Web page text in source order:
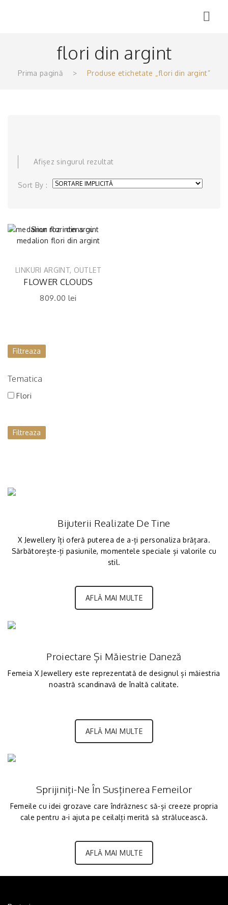
flori din argint
Prima pagină > Produse etichetate „flori din argint”
Afișez singurul rezultat
Sort By :
LINKURI ARGINT, OUTLET
FLOWER CLOUDS
809.00 lei
Filtreaza
Tematica
Flori
Filtreaza
Bijuterii Realizate De Tine
X Jewellery îți oferă puterea de a-ți personaliza brățara.
Sărbătorește-ți pasiunile, momentele speciale și valorile cu
stil.
AFLĂ MAI MULTE
Proiectare Și Măiestrie Daneză
Femeia X Jewellery este reprezentată de designul și măiestria
noastră scandinavă de înaltă calitate.
AFLĂ MAI MULTE
Sprijiniți-Ne În Susținerea Femeilor
Femeile cu idei grozave care îndrăznesc să-și creeze propria
cale pentru a-i ajuta pe ceilalți merită să strălucească.
AFLĂ MAI MULTE